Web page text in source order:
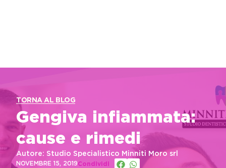
TORNA AL BLOG
Gengiva infiammata:
cause e rimedi
Autore: Studio Specialistico Minniti Moro srl
NOVEMBRE 15, 2019Condividi